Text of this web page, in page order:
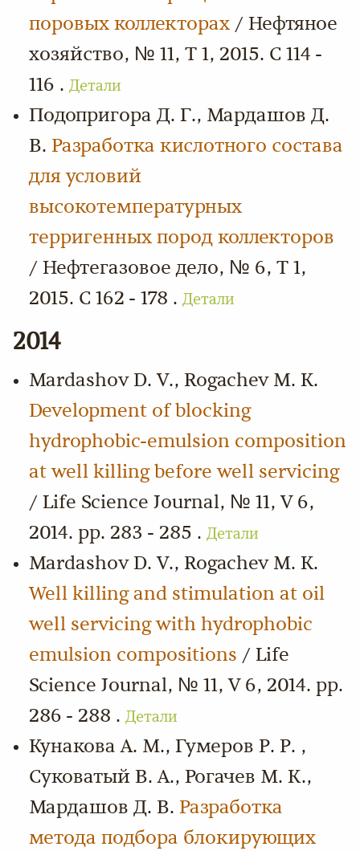
поровых коллекторах/ Нефтяное
хозяйство, № 11, Т 1, 2015. С 114 -
116 . Детали
Подопригора Д. Г., Мардашов Д.
В. Разработка кислотного состава
для условий
высокотемпературных
терригенных пород коллекторов
/ Нефтегазовое дело, № 6, Т 1,
2015. С 162 - 178 . Детали
2014
Mardashov D. V., Rogachev M. K.
Development of blocking
hydrophobic-emulsion composition
at well killing before well servicing
/ Life Science Journal, № 11, V 6,
2014. pp. 283 - 285 . Детали
Mardashov D. V., Rogachev M. K.
Well killing and stimulation at oil
well servicing with hydrophobic
emulsion compositions / Life
Science Journal, № 11, V 6, 2014. pp.
286 - 288 . Детали
Кунакова А. М., Гумеров Р. Р. ,
Суковатый В. А., Рогачев М. К.,
Мардашов Д. В. Разработка
метода подбора блокирующих